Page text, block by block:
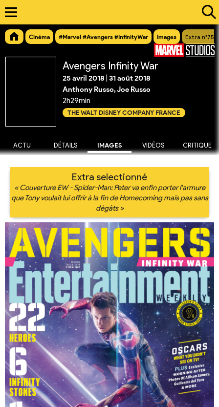
Cinéma #Marvel #Avengers #InfinityWar Images Extra
Avengers Infinity War
25 avril 2018 31 août 2018
Anthony Russo, Joe Russo
2h29min
THE WALT DISNEY COMPANY FRANCE
ACTU DÉTAILS IMAGES VIDÉOS CRITIQUE
Extra selectionné
« Couverture EW - Spider-Man: Peter va enfin porter l'armure
que Tony voulait lui offrir à la fin de Homecoming mais pas sans
dégâts »